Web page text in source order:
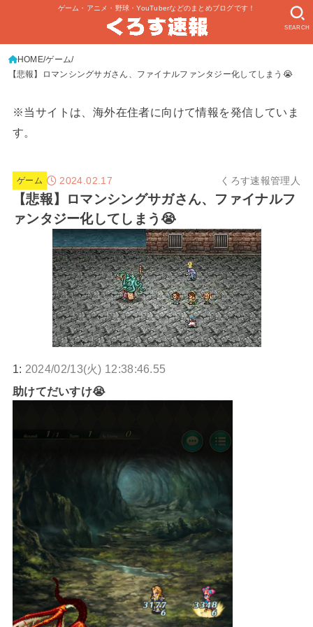
ゲーム・アニメ・野球・YouTuberなどのまとめブログです！
SEARCH
HOME ゲーム
【悲報】ロマンシングサガさん、ファイナルファンタジー化してしまう😭
※当サイトは、海外在住者に向けて情報を発信していま
す。
ゲーム 2024.02.17 くろす速報管理人
【悲報】ロマンシングサガさん、ファイナルフ
ァンタジー化してしまう😭
1: 2024/02/13(火) 12:38:46.55
助けてだいすけ😭